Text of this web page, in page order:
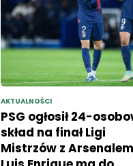
AKTUALNOŚCI
PSG ogłosił 24-
skład na finał Ligi
Mistrzów z